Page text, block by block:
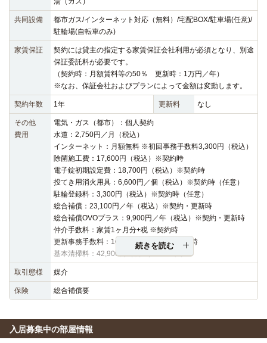
共同設備
都市ガス/インターネット対応（無料）/宅配BOX/駐車場(任意)/
駐輪場(自転車のみ)
家賃保証
契約には貸主の指定する家賃保証会社利用が必須となり、別途
保証委託料が必要です。
（契約時：月額賃料等の50％ 更新時：1万円／年）
※なお、保証会社およびプランによって金額は変動します。
契約年数 1年 更新料 なし
その他
費用
電気・ガス（都市）：個人契約
水道：2,750円／月（税込）
インターネット：月額無料 ※初回事務手数料3,300円（税込）
除菌施工費：17,600円（税込）※契約時
電子錠初期設定費：18,700円（税込）※契約時
投てき用消火用具：6,600円／個（税込）※契約時（任意）
駐輪登録料：3,300円（税込）※契約時（任意）
総合補償：23,100円／年（税込）※契約・更新時
総合補償OVOプラス：9,900円／年（税込）※契約・更新時
仲介手数料：家賃1ヶ月分+税 ※契約時
更新事務手数料：16,500円（税込）※更新時
基本清掃料：42,900円（税込）※退去時
続きを読む
取引態様 媒介
保険 総合補償要
入居募集中の部屋情報